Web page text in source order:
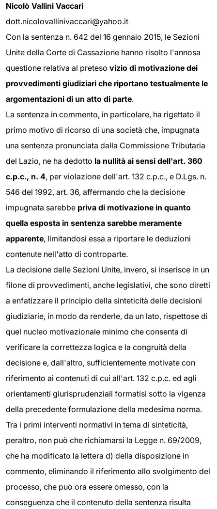
Nicolò Vallini Vaccari
dott.nicolovallinivaccari@yahoo.it
Con la sentenza n. 642 del 16 gennaio 2015, le Sezioni
Unite della Corte di Cassazione hanno risolto l'annosa
questione relativa al preteso vizio di motivazione dei
provvedimenti giudiziari che riportano testualmente le
argomentazioni di un atto di parte.
La sentenza in commento, in particolare, ha rigettato il
primo motivo di ricorso di una società che, impugnata
una sentenza pronunciata dalla Commissione Tributaria
del Lazio, ne ha dedotto la nullità ai sensi dell'art. 360
c.p.c., n. 4, per violazione dell'art. 132 c.p.c., e D.Lgs. n.
546 del 1992, art. 36, affermando che la decisione
impugnata sarebbe priva di motivazione in quanto
quella esposta in sentenza sarebbe meramente
apparente, limitandosi essa a riportare le deduzioni
contenute nell'atto di controparte.
La decisione delle Sezioni Unite, invero, si inserisce in un
filone di provvedimenti, anche legislativi, che sono diretti
a enfatizzare il principio della sinteticità delle decisioni
giudiziarie, in modo da renderle, da un lato, rispettose di
quel nucleo motivazionale minimo che consenta di
verificare la correttezza logica e la congruità della
decisione e, dall'altro, sufficientemente motivate con
riferimento ai contenuti di cui all'art. 132 c.p.c. ed agli
orientamenti giurisprudenziali formatisi sotto la vigenza
della precedente formulazione della medesima norma.
Tra i primi interventi normativi in tema di sinteticità,
peraltro, non può che richiamarsi la Legge n. 69/2009,
che ha modificato la lettera d) della disposizione in
commento, eliminando il riferimento allo svolgimento del
processo, che può ora essere omesso, con la
conseguenza che il contenuto della sentenza risulta